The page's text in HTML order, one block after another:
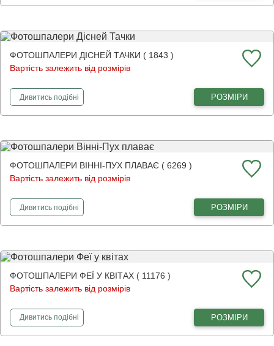
ФОТОШПАЛЕРИ ДІСНЕЙ ТАЧКИ ( 1843 )
Вартість залежить від розмірів
Дивитисьфотошпалери
подібні РОЗМІРИ
ФОТОШПАЛЕРИ ВІННІ-ПУХ ПЛАВАЄ ( 6269 )
Вартість залежить від розмірів
Дивитисьфотошпалери
подібні РОЗМІРИ
ФОТОШПАЛЕРИ ФЕЇ У КВІТАХ ( 11176 )
Вартість залежить від розмірів
Дивитисьфотошпалери
подібні РОЗМІРИ